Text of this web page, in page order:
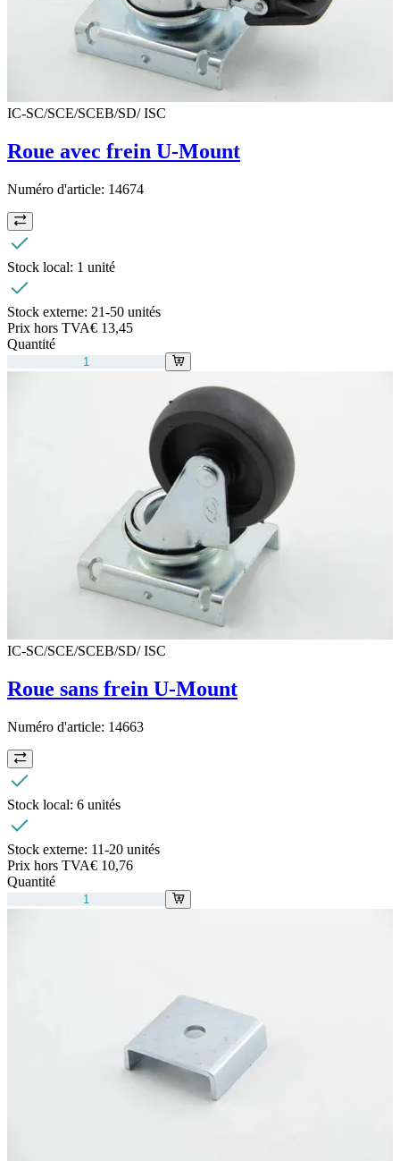
IC-SC/SCE/SCEB/SD/ ISC
Roue avec frein U-Mount
Numéro d'article: 14674
Stock local: 1 unité
Stock externe: 21-50 unités
Prix hors TVA€ 13,45
Quantité
IC-SC/SCE/SCEB/SD/ ISC
Roue sans frein U-Mount
Numéro d'article: 14663
Stock local: 6 unités
Stock externe: 11-20 unités
Prix hors TVA€ 10,76
Quantité